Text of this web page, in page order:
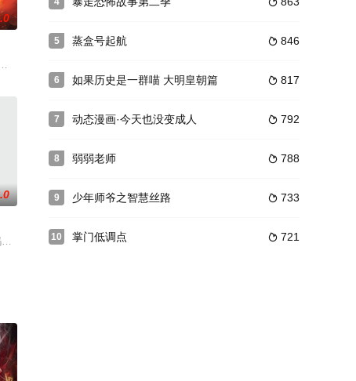
还有毫无存在感的芦荟Antho
,奇幻,冒险,古装,国产动漫
木、火、雷、冰四灵兽和封魔碑，
是商场售货员，爸爸是一名普通会计。妈妈为让儿子将来出人头地，整天
5  846
蒸盒号起航
6  817
如果历史是一群喵 大明皇朝篇
7  792
动态漫画·今天也没变成人
8  788
弱弱老师
9  733
少年师爷之智慧丝路
10  721
掌门低调点